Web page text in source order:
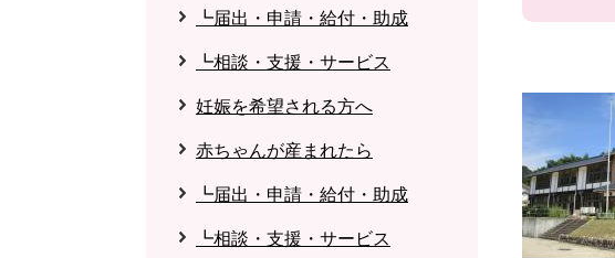
┗届出・申請・給付・助成
┗相談・支援・サービス
妊娠を希望される方へ
赤ちゃんが産まれたら
┗届出・申請・給付・助成
┗相談・支援・サービス